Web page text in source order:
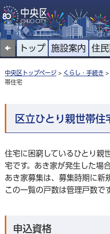
トップ 施設案内 住
中央区トップページ > くらし・手続き >
帯住宅
区立ひとり親世帯住
住宅に困窮しているひとり親
宅です。あき家が発生した場
あき家募集は、募集時期に新
この一覧の戸数は管理戸数です
申込資格